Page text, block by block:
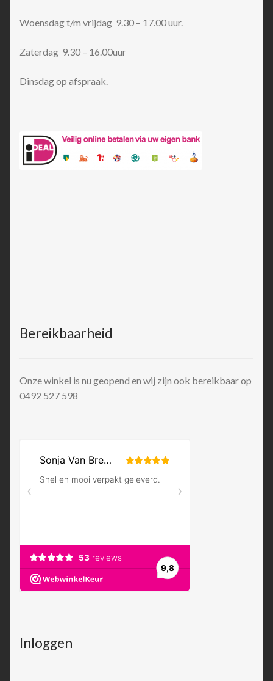
Woensdag t/m vrijdag 9.30 – 17.00 uur.
Zaterdag 9.30 – 16.00uur
Dinsdag op afspraak.
Bereikbaarheid
Onze winkel is nu geopend en wij zijn ook bereikbaar op
0492 527 598
Inloggen